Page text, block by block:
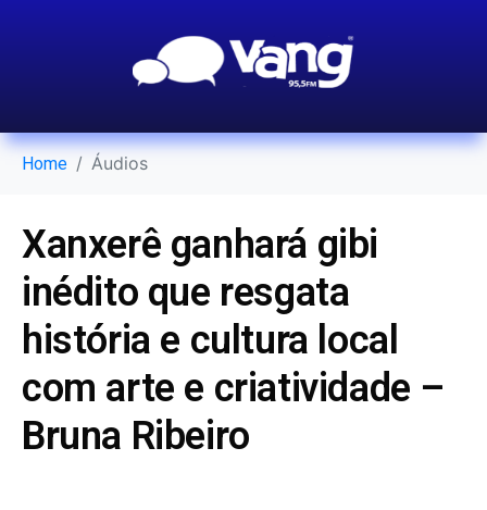
Home Áudios
Xanxerê ganhará gibi
inédito que resgata
história e cultura local
com arte e criatividade –
Bruna Ribeiro